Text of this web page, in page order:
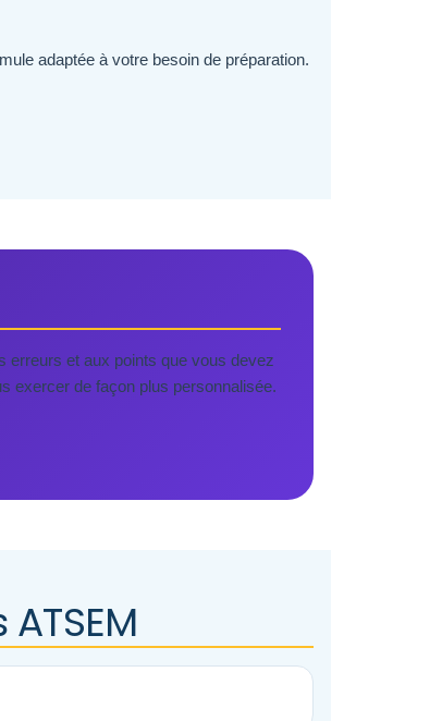
adaptée à votre besoin de préparation.
erreurs et aux points que vous devez
exercer de façon plus personnalisée.